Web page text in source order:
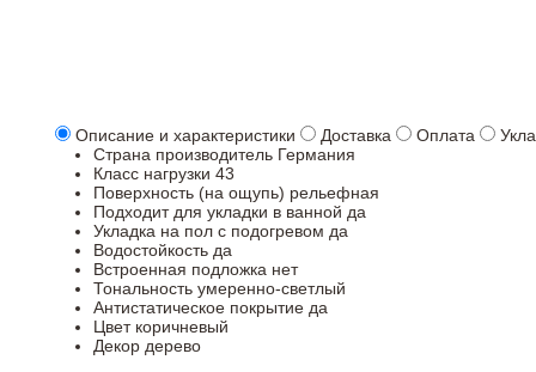
Описание и характеристики Доставка Оплата
Страна производитель Германия
Класс нагрузки 43
Поверхность (на ощупь) рельефная
Подходит для укладки в ванной да
Укладка на пол c подогревом да
Водостойкость да
Встроенная подложка нет
Тональность умеренно-светлый
Антистатическое покрытие да
Цвет коричневый
Декор дерево